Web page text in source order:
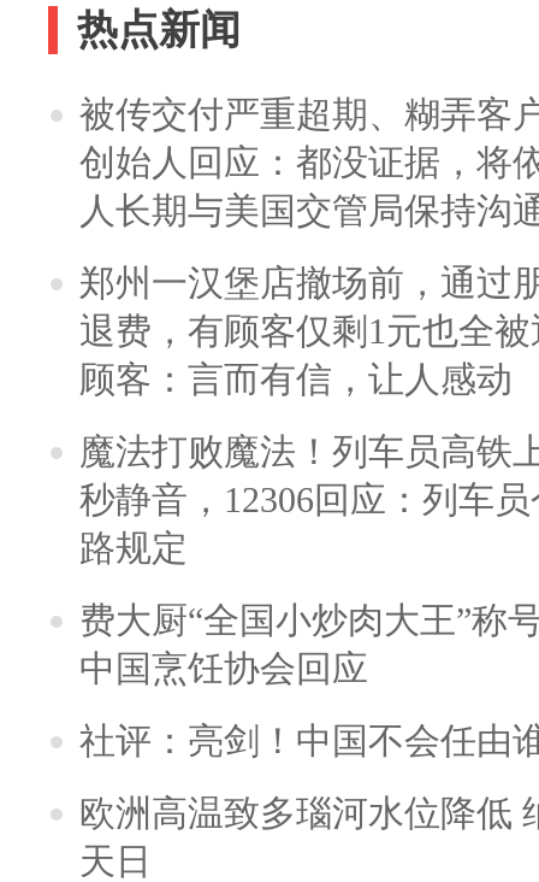
热点新闻
被传交付严重超期、糊弄客
创始人回应：都没证据，将
人长期与美国交管局保持沟
郑州一汉堡店撤场前，通过
退费，有顾客仅剩1元也全
顾客：言而有信，让人感动
魔法打败魔法！列车员高铁
秒静音，12306回应：列车
路规定
费大厨“全国小炒肉大王”称
中国烹饪协会回应
社评：亮剑！中国不会任由
欧洲高温致多瑙河水位降低
天日